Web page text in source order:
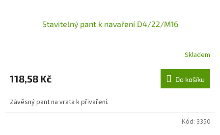
Stavitelný pant k navaření D4/22/M16
Skladem
118,58 Kč Do košíku
Závěsný pant na vrata k přivaření.
Kód: 3350